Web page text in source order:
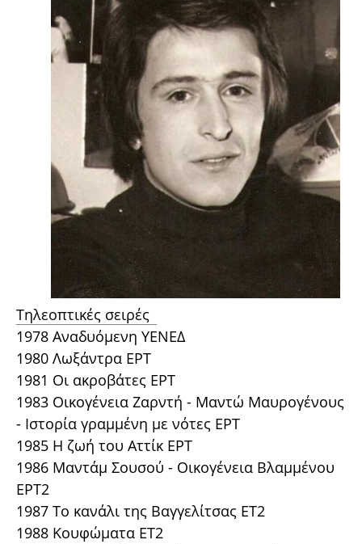
Τηλεοπτικές σειρές
1978 Αναδυόμενη ΥΕΝΕΔ
1980 Λωξάντρα ΕΡΤ
1981 Οι ακροβάτες ΕΡΤ
1983 Οικογένεια Ζαρντή - Μαντώ Μαυρογένους
- Ιστορία γραμμένη με νότες ΕΡΤ
1985 Η ζωή του Αττίκ ΕΡΤ
1986 Μαντάμ Σουσού - Οικογένεια Βλαμμένου
ΕΡΤ2
1987 Το κανάλι της Βαγγελίτσας ΕΤ2
1988 Κουφώματα ΕΤ2